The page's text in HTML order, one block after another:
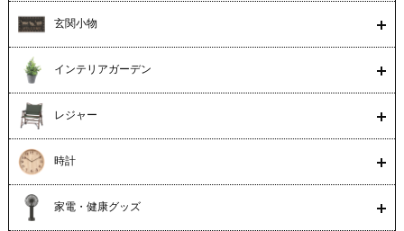
玄関小物
インテリアガーデン
レジャー
時計
家電・健康グッズ